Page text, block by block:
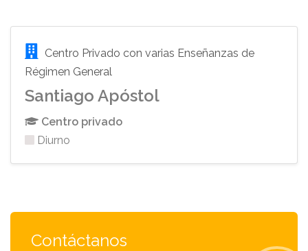
Centro Privado con varias Enseñanzas de
Régimen General
Santiago Apóstol
Centro privado
Diurno
Contáctanos